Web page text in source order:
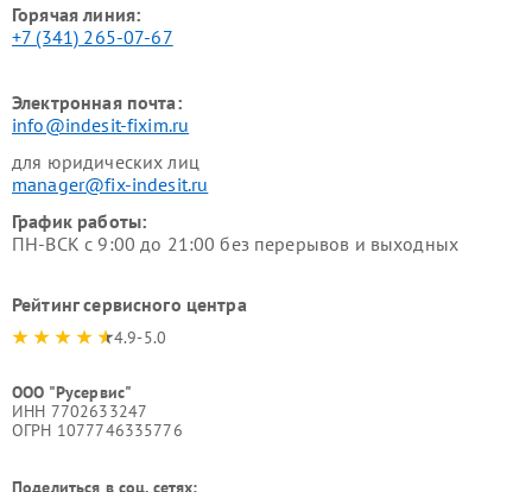
Горячая линия:
+7 (341) 265-07-67
Электронная почта:
info@indesit-fixim.ru
для юридических лиц
manager@fix-indesit.ru
График работы:
ПН-ВСК с 9:00 до 21:00 без перерывов и выходных
Рейтинг сервисного центра
4.9-5.0
ООО "Русервис"
ИНН 7702633247
ОГРН 1077746335776
Поделиться в соц. сетях: